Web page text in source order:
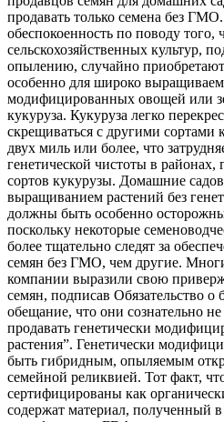
продавать только семена без
обеспокоенность по поводу
сельскохозяйственных культур,
опылению, случайно
особенно для широко
модифицированных овощей или
кукуруза. Кукуруза легко
скрещиваться с другими сортами
двух миль или более, что
генетической чистоты в районах,
сортов кукурузы. Домашние
выращиванием растений без
должны быть особенно
поскольку некоторые
более тщательно следят за
семян без ГМО, чем другие.
компании выразили свою
семян, подписав Обязательство о
обещание, что они сознательно
продавать генетически
растения”. Генетически
быть гибридным, опыляемым
семейной реликвией. Тот факт,
сертифицированы как
содержат материал, полученный в